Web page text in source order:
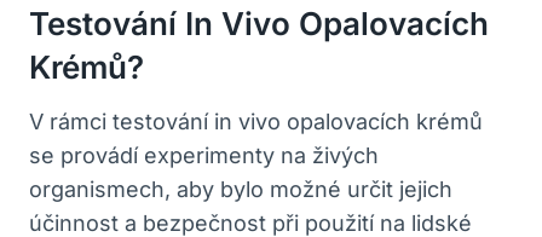
Testování In Vivo Opalovacích
Krémů?
V rámci testování⁢ in vivo opalovacích krémů
se provádí experimenty na živých
organismech, aby bylo možné⁢ určit jejich
účinnost‌ a ‍bezpečnost při použití ⁣na lidské